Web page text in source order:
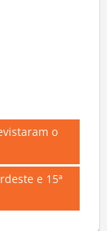
o
e 15ª